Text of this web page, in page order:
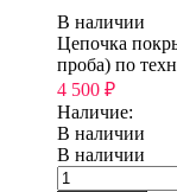
В наличии
Цепочка
проба) по
4 500 ₽
Наличие:
В наличии
В наличии